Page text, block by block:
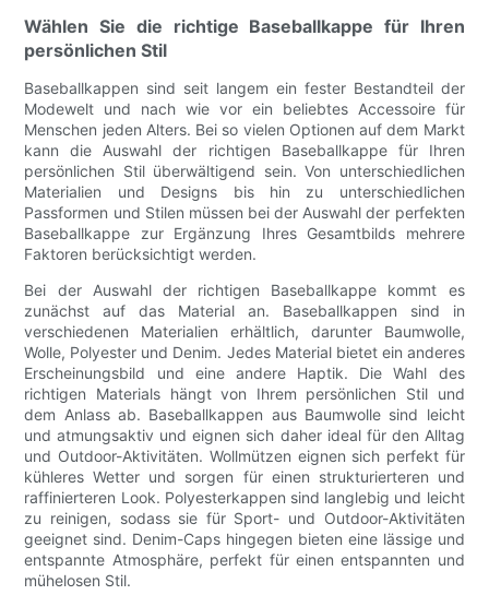
Wählen Sie die richtige Baseballkappe für Ihren
persönlichen Stil
Baseballkappen sind seit langem ein fester Bestandteil der
Modewelt und nach wie vor ein beliebtes Accessoire für
Menschen jeden Alters. Bei so vielen Optionen auf dem Markt
kann die Auswahl der richtigen Baseballkappe für Ihren
persönlichen Stil überwältigend sein. Von unterschiedlichen
Materialien und Designs bis hin zu unterschiedlichen
Passformen und Stilen müssen bei der Auswahl der perfekten
Baseballkappe zur Ergänzung Ihres Gesamtbilds mehrere
Faktoren berücksichtigt werden.
Bei der Auswahl der richtigen Baseballkappe kommt es
zunächst auf das Material an. Baseballkappen sind in
verschiedenen Materialien erhältlich, darunter Baumwolle,
Wolle, Polyester und Denim. Jedes Material bietet ein anderes
Erscheinungsbild und eine andere Haptik. Die Wahl des
richtigen Materials hängt von Ihrem persönlichen Stil und
dem Anlass ab. Baseballkappen aus Baumwolle sind leicht
und atmungsaktiv und eignen sich daher ideal für den Alltag
und Outdoor-Aktivitäten. Wollmützen eignen sich perfekt für
kühleres Wetter und sorgen für einen strukturierteren und
raffinierteren Look. Polyesterkappen sind langlebig und leicht
zu reinigen, sodass sie für Sport- und Outdoor-Aktivitäten
geeignet sind. Denim-Caps hingegen bieten eine lässige und
entspannte Atmosphäre, perfekt für einen entspannten und
mühelosen Stil.